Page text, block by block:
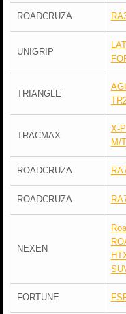
ROADCRUZA
UNIGRIP
TRIANGLE
TRACMAX
X-
M/T
ROADCRUZA
ROADCRUZA
NEXEN
FORTUNE